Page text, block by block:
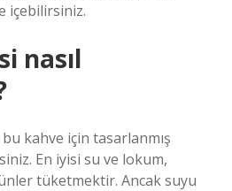
içebilirsiniz.
nasıl
kahve için tasarlanmış
En iyisi su ve lokum,
tüketmektir. Ancak suyu